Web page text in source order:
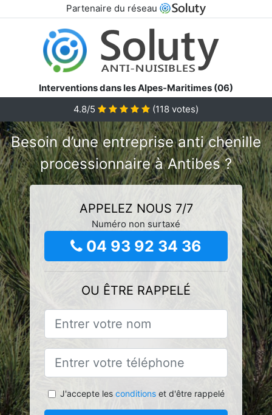
Partenaire du réseau
Interventions dans les Alpes-Maritimes (06)
4.8/5
(118 votes)
Besoin d’une entreprise anti chenille
processionnaire à Antibes ?
APPELEZ NOUS 7/7
Numéro non surtaxé
04 93 92 34 36
OU ÊTRE RAPPELÉ
J'accepte les conditionset d'être rappelé